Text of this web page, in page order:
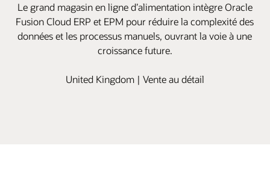
Le grand magasin en ligne d’alimentation intègre Oracle
Fusion Cloud ERP et EPM pour réduire la complexité des
données et les processus manuels, ouvrant la voie à une
croissance future.
United Kingdom | Vente au détail